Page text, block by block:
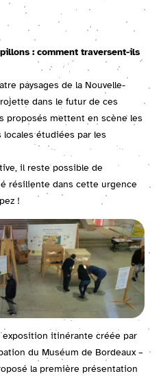
: comment traversent-ils
paysages de la Nouvelle-
dans le futur de ces
proposés mettent en scène les
étudiées par les
il reste possible de
résiliente dans cette urgence
!
exposition itinérante créée par
du Muséum de Bordeaux –
la première présentation